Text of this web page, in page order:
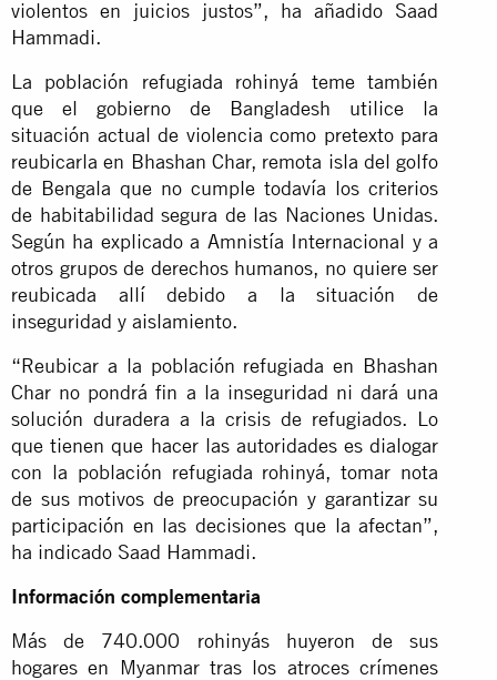
violentos en juicios justos”, ha añadido Saad
Hammadi.
La población refugiada rohinyá teme también
que el gobierno de Bangladesh utilice la
situación actual de violencia como pretexto para
reubicarla en Bhashan Char, remota isla del golfo
de Bengala que no cumple todavía los criterios
de habitabilidad segura de las Naciones Unidas.
Según ha explicado a Amnistía Internacional y a
otros grupos de derechos humanos, no quiere ser
reubicada allí debido a la situación de
inseguridad y aislamiento.
“Reubicar a la población refugiada en Bhashan
Char no pondrá fin a la inseguridad ni dará una
solución duradera a la crisis de refugiados. Lo
que tienen que hacer las autoridades es dialogar
con la población refugiada rohinyá, tomar nota
de sus motivos de preocupación y garantizar su
participación en las decisiones que la afectan”,
ha indicado Saad Hammadi.
Información complementaria
Más de 740.000 rohinyás huyeron de sus
hogares en Myanmar tras los atroces crímenes